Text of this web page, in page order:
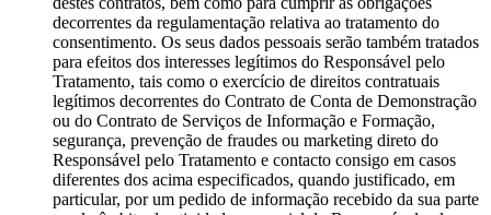
decorrentes da regulamentação relativa ao tratamento do
consentimento. Os seus dados pessoais serão também tratados
para efeitos dos interesses legítimos do Responsável pelo
Tratamento, tais como o exercício de direitos contratuais
legítimos decorrentes do Contrato de Conta de Demonstração
ou do Contrato de Serviços de Informação e Formação,
segurança, prevenção de fraudes ou marketing direto do
Responsável pelo Tratamento e contacto consigo em casos
diferentes dos acima especificados, quando justificado, em
particular, por um pedido de informação recebido da sua parte